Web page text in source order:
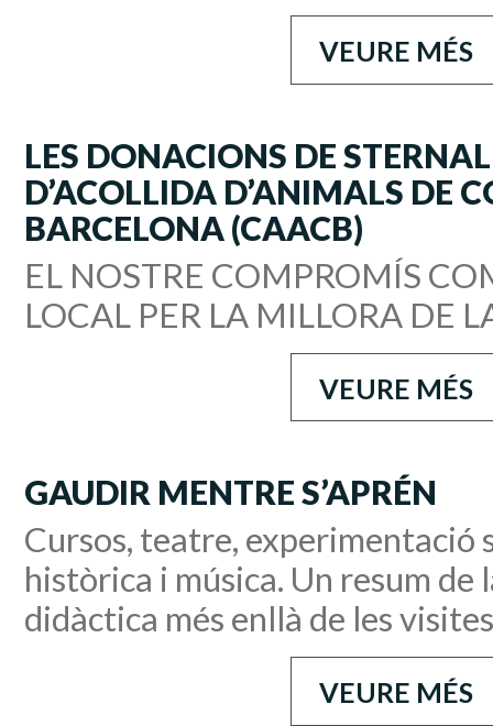
VEURE MÉS
LES DONACIONS DE
D’ACOLLIDA D’ANIMALS DE
BARCELONA (CAACB)
EL NOSTRE COMPROMÍS
LOCAL PER LA MILLORA DE
VEURE MÉS
GAUDIR MENTRE S’APRÉN
Cursos, teatre, experimentació
històrica i música. Un resum
didàctica més enllà de les
VEURE MÉS